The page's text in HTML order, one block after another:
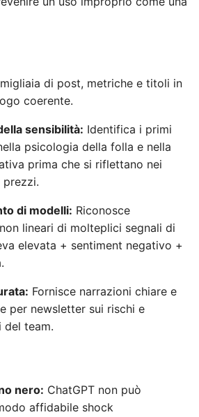
di post, metriche e titoli in
coerente.
sensibilità: Identifica i primi
psicologia della folla e nella
prima che si riflettano nei
prezzi.
di modelli: Riconosce
lineari di molteplici segnali di
elevata + sentiment negativo +
Fornisce narrazioni chiare e
per newsletter sui rischi e
del team.
nero: ChatGPT non può
affidabile shock